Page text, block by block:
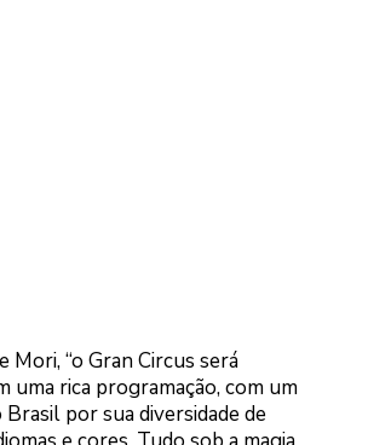
“o Gran Circus será
uma rica programação, com um
por sua diversidade de